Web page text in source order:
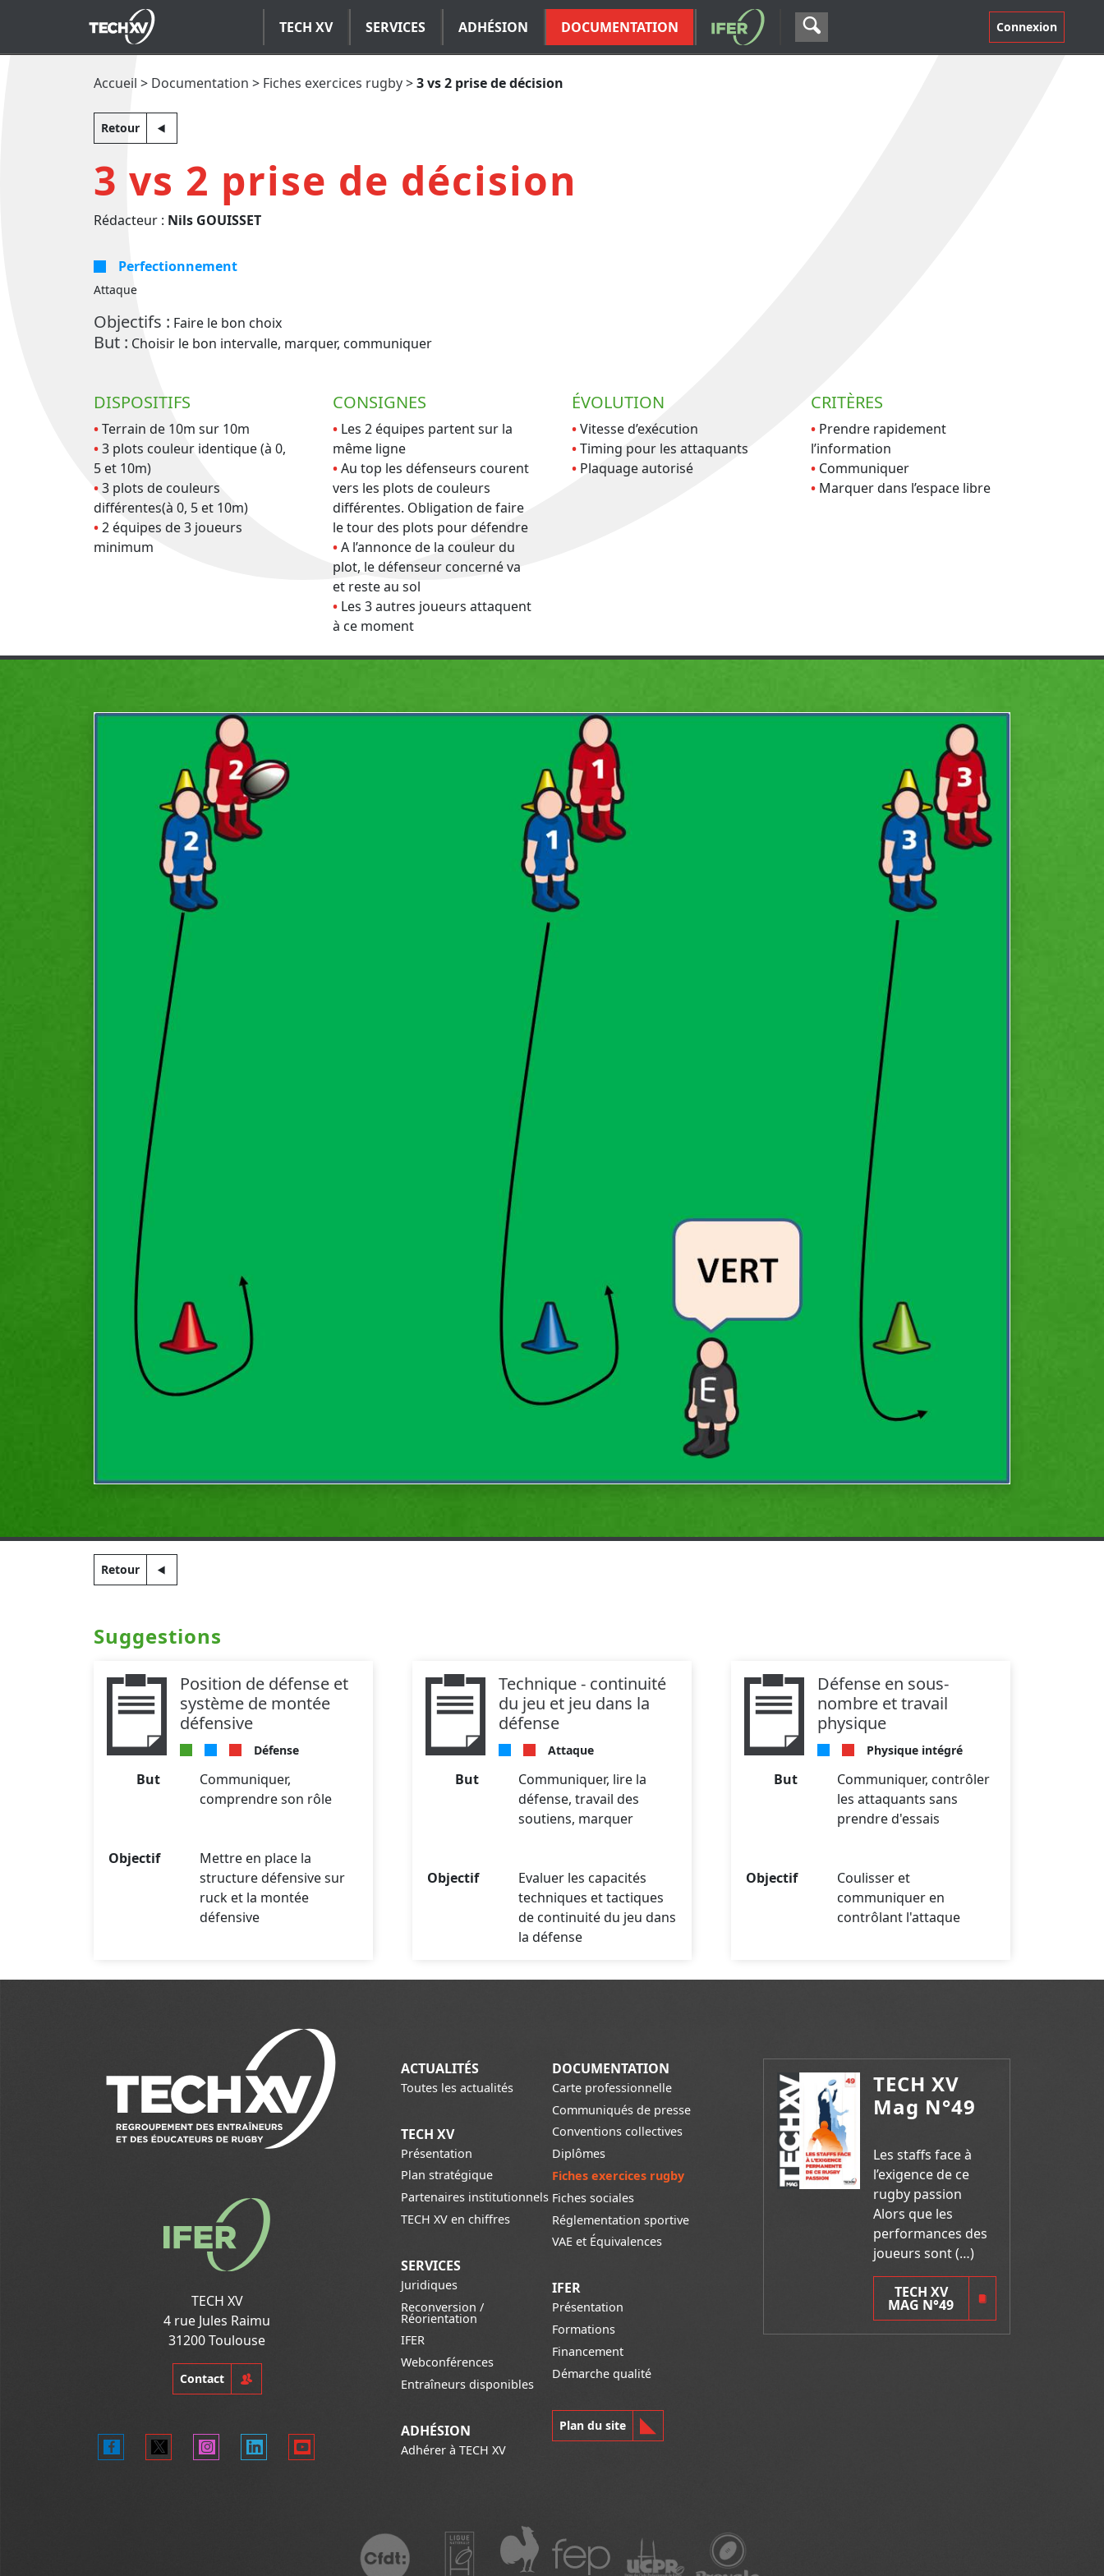
TECH XV SERVICES ADHÉSION DOCUMENTATION Connexion
Accueil > Documentation > Fiches exercices rugby>3 vs 2 prise de décision
Retour
3 vs 2 prise de décision
Rédacteur : Nils GOUISSET
Perfectionnement
Attaque
Objectifs : Faire le bon choix
But : Choisir le bon intervalle, marquer, communiquer
DISPOSITIFS
Terrain de 10m sur 10m
3 plots couleur identique (à 0,
5 et 10m)
3 plots de couleurs
différentes(à 0, 5 et 10m)
2 équipes de 3 joueurs
minimum
CONSIGNES
Les 2 équipes partent sur la
même ligne
Au top les défenseurs courent
vers les plots de couleurs
différentes. Obligation de faire
le tour des plots pour défendre
A l’annonce de la couleur du
plot, le défenseur concerné va
et reste au sol
Les 3 autres joueurs attaquent
à ce moment
ÉVOLUTION
Vitesse d’exécution
Timing pour les attaquants
Plaquage autorisé
CRITÈRES
Prendre rapidement
l’information
Communiquer
Marquer dans l’espace libre
Retour
Suggestions
Position de défense et
système de montée
défensive
Défense
But
Communiquer,
comprendre son rôle
Objectif
Mettre en place la
structure défensive sur
ruck et la montée
défensive
Technique - continuité
du jeu et jeu dans la
défense
Attaque
But
Communiquer, lire la
défense, travail des
soutiens, marquer
Objectif
Evaluer les capacités
techniques et tactiques
de continuité du jeu dans
la défense
Défense en sous-
nombre et travail
physique
Physique intégré
But
Communiquer, contrôler
les attaquants sans
prendre d'essais
Objectif
Coulisser et
communiquer en
contrôlant l'attaque
TECH XV
4 rue Jules Raimu
31200 Toulouse
Contact
ACTUALITÉS
Toutes les actualités
TECH XV
Présentation
Plan stratégique
Partenaires institutionnels
TECH XV en chiffres
SERVICES
Juridiques
Reconversion /
Réorientation
IFER
Webconférences
Entraîneurs disponibles
ADHÉSION
Adhérer à TECH XV
DOCUMENTATION
Carte professionnelle
Communiqués de presse
Conventions collectives
Diplômes
Fiches exercices rugby
Fiches sociales
Réglementation sportive
VAE et Équivalences
IFER
Présentation
Formations
Financement
Démarche qualité
Plan du site
TECH XV
Mag N°49
Les staffs face à
l’exigence de ce
rugby passion
Alors que les
performances des
joueurs sont (…)
TECH XV
MAG N°49